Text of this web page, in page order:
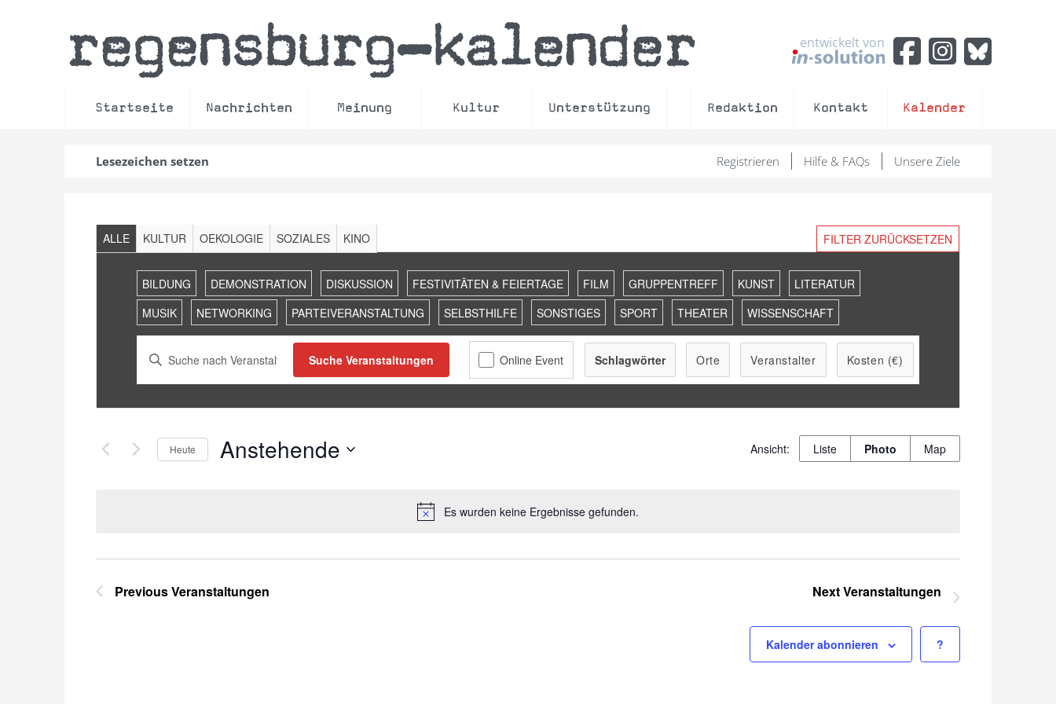
regensburg–kalender entwickelt von
Startseite Nachrichten Meinung Kultur Unterstützung Redaktion Kontakt Kalender
Lesezeichen setzen Unsere Ziele
Hilfe & FAQs
Registrieren
Hinweis
Es wurden keine Ergebnisse gefunden.
Veranstaltungen
Suche
Ansichten,
Navigation
Bitte
Suche
Veranstaltungen
Suche Veranstaltungen
Veranstaltung
Liste Photo Map
Filter FILTER ZURÜCKSETZEN
ALLE KULTUR OEKOLOGIE SOZIALES KINO
BILDUNG DEMONSTRATION DISKUSSION FESTIVITÄTEN & FEIERTAGE FILM GRUPPENTREFF KUNST
LITERATUR
MUSIK
NETWORKING PARTEIVERANSTALTUNG SELBSTHILFE SONSTIGES SPORT THEATER WISSENSCHAFT
Schlagwörter Orte Veranstalter Kosten (€)
Heute Anstehende
PreviousVeranstaltungen NextVeranstaltungen
?
Kalender abonnieren